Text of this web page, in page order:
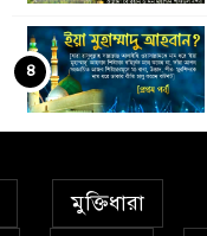
৪
মুক্তিধারা